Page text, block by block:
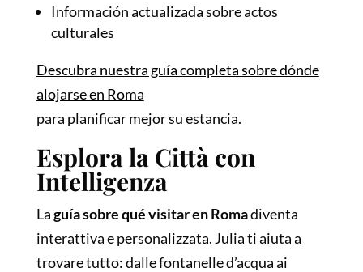
Información actualizada sobre actos
culturales
Descubra nuestra guía completa sobre dónde
alojarse en Roma
para planificar mejor su estancia.
Esplora la Città con
Intelligenza
Laguía sobre qué visitar en Romadiventa
interattiva e personalizzata. Julia ti aiuta a
trovare tutto: dalle fontanelle d’acqua ai